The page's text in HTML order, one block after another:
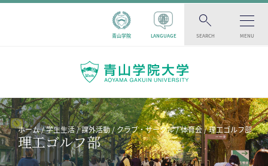
青山学院 LANGUAGE SEARCH MENU
ホーム 学生生活 課外活動 クラブ・サークル 体育会 理工ゴルフ部
理工ゴルフ部